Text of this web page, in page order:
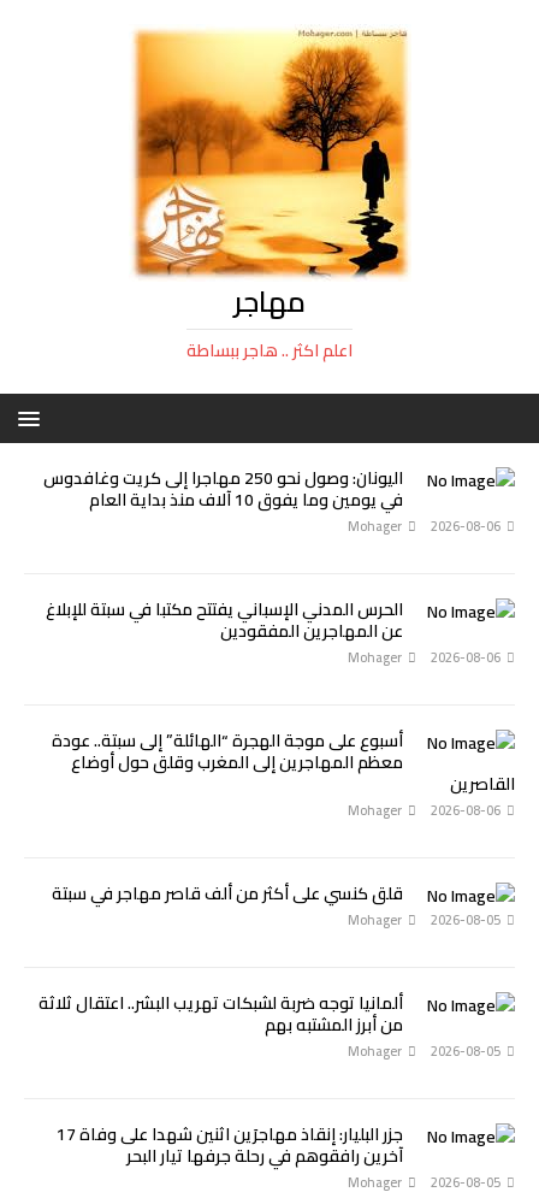
مهاجر
اعلم اكثر .. هاجر ببساطة
اليونان: وصول نحو 250 مهاجرا إلى كريت وغافدوس
في يومين وما يفوق 10 آلاف منذ بداية العام
2026-08-06
Mohager
الحرس المدني الإسباني يفتتح مكتبا في سبتة للإبلاغ
عن المهاجرين المفقودين
2026-08-06
Mohager
أسبوع على موجة الهجرة “الهائلة” إلى سبتة.. عودة
معظم المهاجرين إلى المغرب وقلق حول أوضاع
القاصرين
2026-08-06
Mohager
قلق كنسي على أكثر من ألف قاصر مهاجر في سبتة
2026-08-05
Mohager
ألمانيا توجه ضربة لشبكات تهريب البشر.. اعتقال ثلاثة
من أبرز المشتبه بهم
2026-08-05
Mohager
جزر البليار: إنقاذ مهاجرَين اثنين شهدا على وفاة 17
آخرين رافقوهم في رحلة جرفها تيار البحر
2026-08-05
Mohager